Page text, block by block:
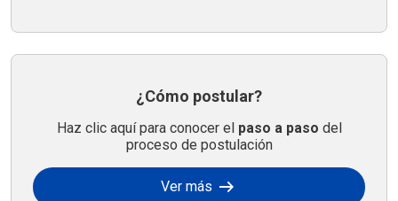
¿Cómo postular?
Haz clic aquí para conocer el paso a paso del
proceso de postulación
Ver más arrow_right_alt